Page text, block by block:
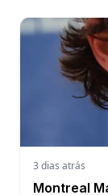
3 dias atrás
Montreal